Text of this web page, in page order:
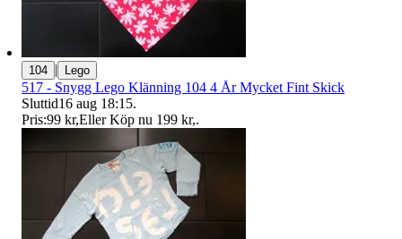
104 | Lego
517 - Snygg Lego Klänning 104 4 År Mycket Fint Skick
Sluttid16 aug 18:15.
Pris:99 kr,Eller Köp nu 199 kr,.